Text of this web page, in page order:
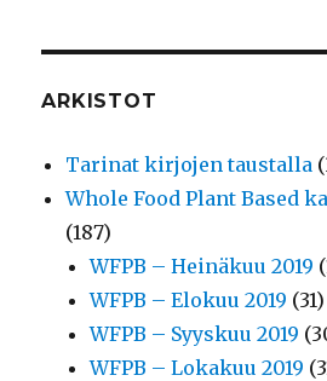
ARKISTOT
Tarinat kirjojen taustalla
Whole Food Plant Based
(187)
WFPB – Heinäkuu 2019
WFPB – Elokuu 2019 (31)
WFPB – Syyskuu 2019
WFPB – Lokakuu 2019